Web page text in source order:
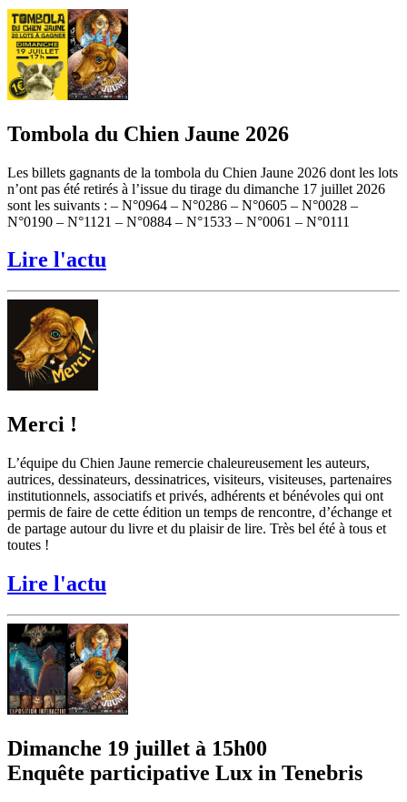
Tombola du Chien Jaune 2026
Les billets gagnants de la tombola du Chien Jaune 2026 dont les lots
n’ont pas été retirés à l’issue du tirage du dimanche 17 juillet 2026
sont les suivants : – N°0964 – N°0286 – N°0605 – N°0028 –
N°0190 – N°1121 – N°0884 – N°1533 – N°0061 – N°0111
Lire l'actu
Merci !
L’équipe du Chien Jaune remercie chaleureusement les auteurs,
autrices, dessinateurs, dessinatrices, visiteurs, visiteuses, partenaires
institutionnels, associatifs et privés, adhérents et bénévoles qui ont
permis de faire de cette édition un temps de rencontre, d’échange et
de partage autour du livre et du plaisir de lire. Très bel été à tous et
toutes !
Lire l'actu
Dimanche 19 juillet à 15h00
Enquête participative Lux in Tenebris